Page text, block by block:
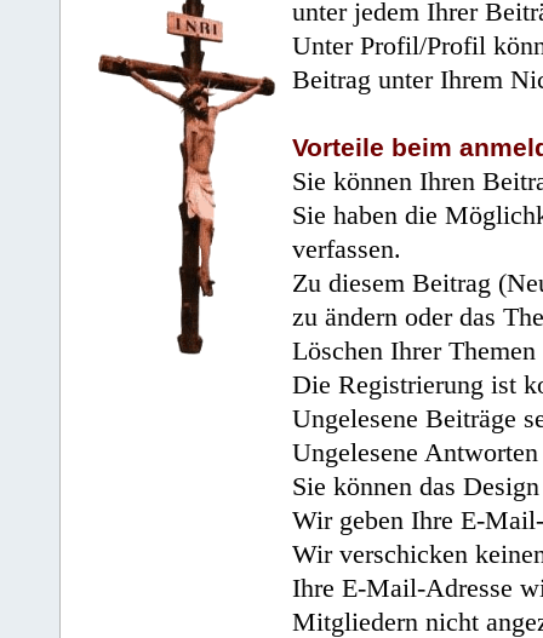
unter jedem Ihrer
Unter Profil/Profil
Beitrag unter Ihrem
Vorteile beim
Sie können Ihren
Sie haben die
verfassen.
Zu diesem Beitrag
zu ändern oder das
Löschen Ihrer
Die Registrierung ist
Ungelesene Beiträge
Ungelesene
Sie können das
Wir geben Ihre E-
Wir verschicken
Ihre E-Mail-Adresse
Mitgliedern nicht